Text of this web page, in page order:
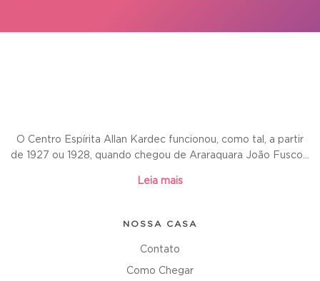
O Centro Espírita Allan Kardec funcionou, como tal, a partir
de 1927 ou 1928, quando chegou de Araraquara João Fusco...
Leia mais
NOSSA CASA
Contato
Como Chegar